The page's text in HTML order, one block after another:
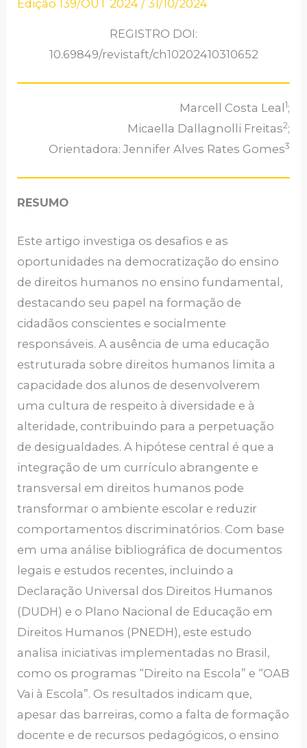
Edição 139/OUT 2024 /31/10/2024
REGISTRO DOI:
10.69849/revistaft/ch10202410310652
Marcell Costa Leal1;
Micaella Dallagnolli Freitas2;
Orientadora: Jennifer Alves Rates Gomes3
RESUMO
Este artigo investiga os desafios e as
oportunidades na democratização do ensino
de direitos humanos no ensino fundamental,
destacando seu papel na formação de
cidadãos conscientes e socialmente
responsáveis. A ausência de uma educação
estruturada sobre direitos humanos limita a
capacidade dos alunos de desenvolverem
uma cultura de respeito à diversidade e à
alteridade, contribuindo para a perpetuação
de desigualdades. A hipótese central é que a
integração de um currículo abrangente e
transversal em direitos humanos pode
transformar o ambiente escolar e reduzir
comportamentos discriminatórios. Com base
em uma análise bibliográfica de documentos
legais e estudos recentes, incluindo a
Declaração Universal dos Direitos Humanos
(DUDH) e o Plano Nacional de Educação em
Direitos Humanos (PNEDH), este estudo
analisa iniciativas implementadas no Brasil,
como os programas “Direito na Escola” e “OAB
Vai à Escola”. Os resultados indicam que,
apesar das barreiras, como a falta de formação
docente e de recursos pedagógicos, o ensino